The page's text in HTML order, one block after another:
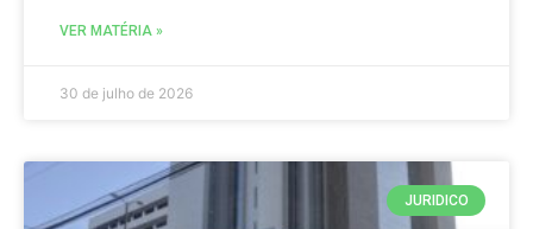
VER MATÉRIA »
30 de julho de 2026
JURIDICO